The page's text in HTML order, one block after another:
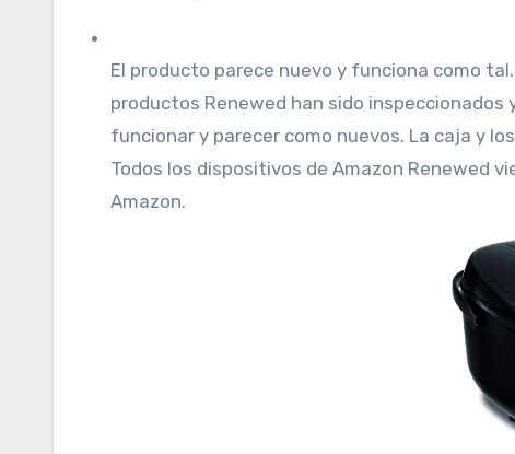
El producto parece nuevo y funciona como
productos Renewed han sido
funcionar y parecer como nuevos. La caja y
Todos los dispositivos de Amazon Renewed
Amazon.